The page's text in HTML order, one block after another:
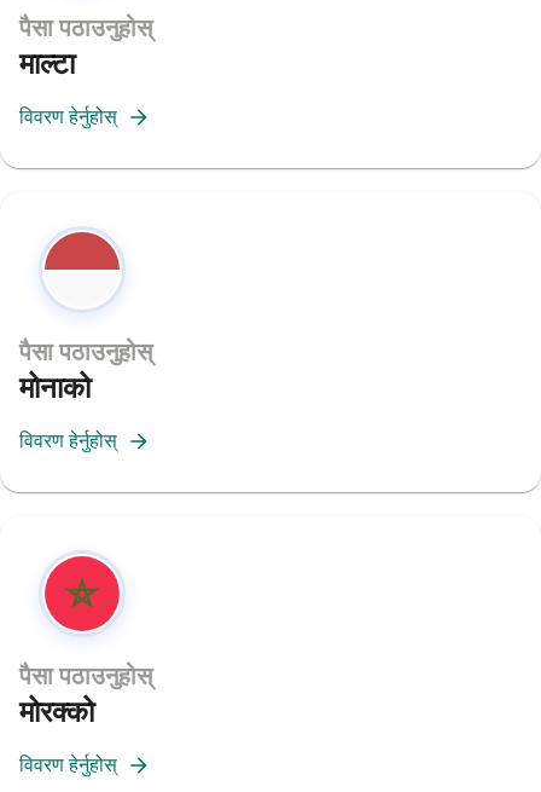
पैसा पठाउनुहोस्
माल्टा
विवरण हेर्नुहोस्
पैसा पठाउनुहोस्
मोनाको
विवरण हेर्नुहोस्
पैसा पठाउनुहोस्
मोरक्को
विवरण हेर्नुहोस्